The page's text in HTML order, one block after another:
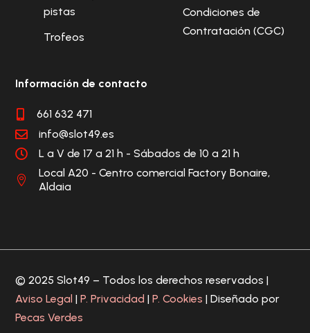
pistas
Trofeos
Condiciones de
Contratación (CGC)
Información de contacto
 661 632 471
 info@slot49.es
 L a V de 17 a 21 h - Sábados de 10 a 21 h

Local A20 - Centro comercial Factory Bonaire,
Aldaia
© 2025 Slot49 – Todos los derechos reservados |
Aviso Legal |P. Privacidad |P. Cookies | Diseñado por
Pecas Verdes